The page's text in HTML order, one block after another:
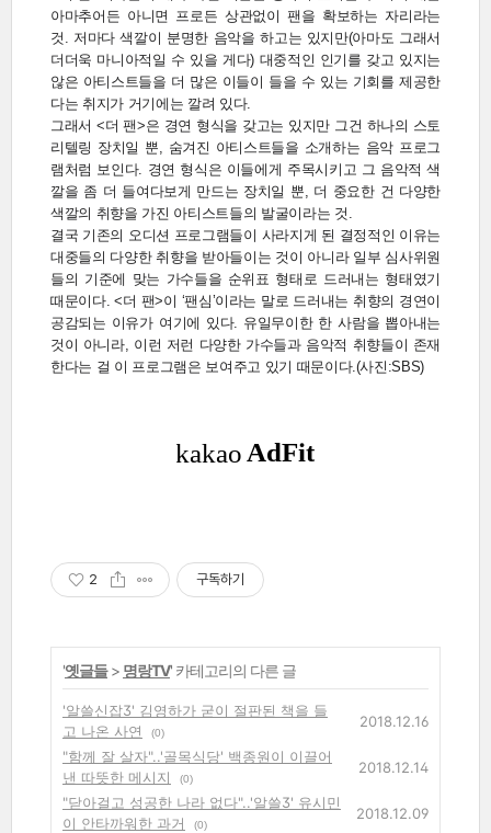
아마추어든 아니면 프로든 상관없이 팬을 확보하는 자리라는
것. 저마다 색깔이 분명한 음악을 하고는 있지만(아마도 그래서
더더욱 마니아적일 수 있을 게다) 대중적인 인기를 갖고 있지는
않은 아티스트들을 더 많은 이들이 들을 수 있는 기회를 제공한
다는 취지가 거기에는 깔려 있다.
그래서 <더 팬>은 경연 형식을 갖고는 있지만 그건 하나의 스토
리텔링 장치일 뿐, 숨겨진 아티스트들을 소개하는 음악 프로그
램처럼 보인다. 경연 형식은 이들에게 주목시키고 그 음악적 색
깔을 좀 더 들여다보게 만드는 장치일 뿐, 더 중요한 건 다양한
색깔의 취향을 가진 아티스트들의 발굴이라는 것.
결국 기존의 오디션 프로그램들이 사라지게 된 결정적인 이유는
대중들의 다양한 취향을 받아들이는 것이 아니라 일부 심사위원
들의 기준에 맞는 가수들을 순위표 형태로 드러내는 형태였기
때문이다. <더 팬>이 ‘팬심’이라는 말로 드러내는 취향의 경연이
공감되는 이유가 여기에 있다. 유일무이한 한 사람을 뽑아내는
것이 아니라, 이런 저런 다양한 가수들과 음악적 취향들이 존재
한다는 걸 이 프로그램은 보여주고 있기 때문이다.(사진:SBS)
2 구독하기
'옛글들> 명랑TV' 카테고리의 다른 글
'알쓸신잡3' 김영하가 굳이 절판된 책을 들
고 나온 사연
(0)
2018.12.16
"함께 잘 살자"..'골목식당' 백종원이 이끌어
낸 따뜻한 메시지
(0)
2018.12.14
"닫아걸고 성공한 나라 없다"..'알쓸3' 유시민
이 안타까워한 과거
(0)
2018.12.09